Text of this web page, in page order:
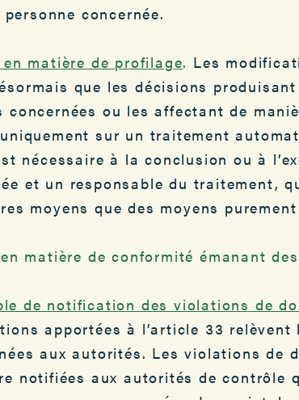
concernée.
matière de profilage. Les
que les décisions
concernées ou les affectant de
sur un traitement
nécessaire à la conclusion ou à
et un responsable du traitement,
moyens que des moyens
matière de conformité émanant
de notification des violations de
apportées à l’article 33 relèvent
aux autorités. Les violations de
notifiées aux autorités de contrôle